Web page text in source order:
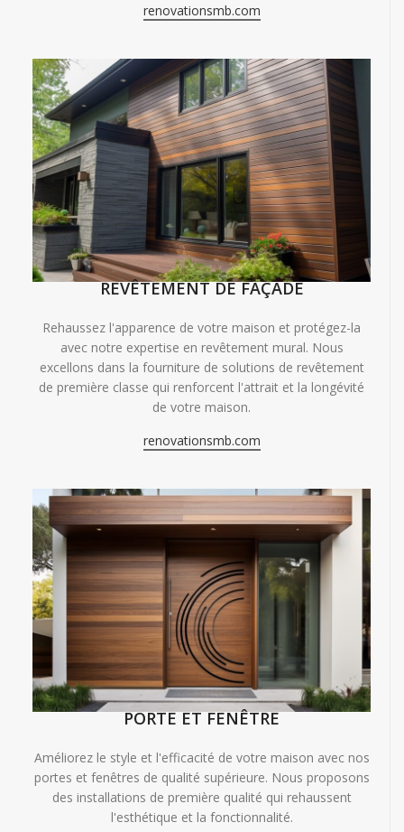
renovationsmb.com
REVÊTEMENT DE FAÇADE
Rehaussez l'apparence de votre maison et protégez-la
avec notre expertise en revêtement mural. Nous
excellons dans la fourniture de solutions de revêtement
de première classe qui renforcent l'attrait et la longévité
de votre maison.
renovationsmb.com
PORTE ET FENÊTRE
Améliorez le style et l'efficacité de votre maison avec nos
portes et fenêtres de qualité supérieure. Nous proposons
des installations de première qualité qui rehaussent
l'esthétique et la fonctionnalité.